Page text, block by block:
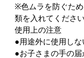
※色ムラを防ぐた
類を入れてください
使用上の注意
●用途外に使用しな
●お子さまの手の届